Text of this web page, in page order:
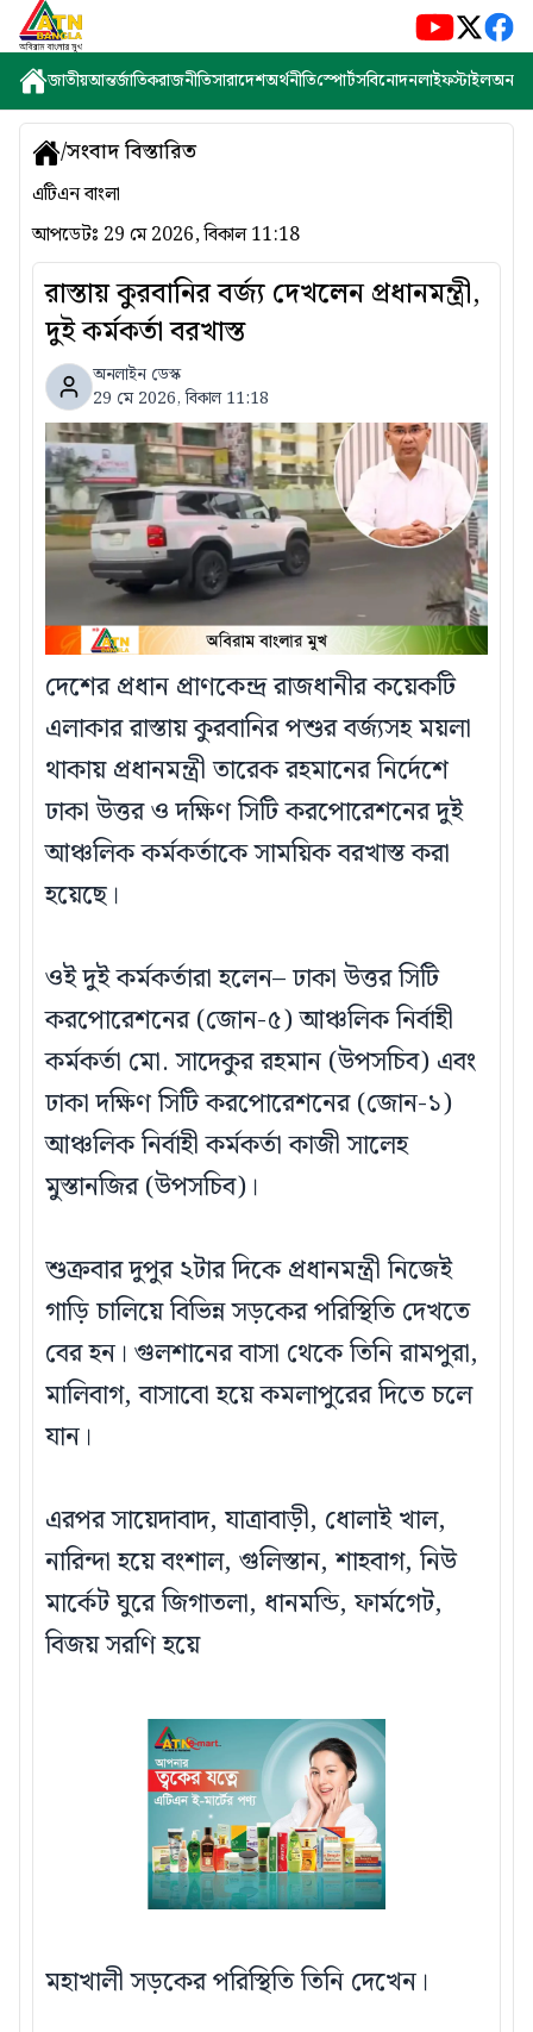
জাতীয়আন্তর্জাতিকরাজনীতিসারাদেশঅর্থনীতিস্পোর্টসবিনোদনলাইফস্টাইল
/সংবাদ বিস্তারিত
এটিএন বাংলা
আপডেটঃ 29 মে 2026, বিকাল 11:18
রাস্তায় কুরবানির বর্জ্য দেখলেন প্রধানমন্ত্রী,
দুই কর্মকর্তা বরখাস্ত
অনলাইন ডেস্ক
29 মে 2026, বিকাল 11:18
দেশের প্রধান প্রাণকেন্দ্র রাজধানীর কয়েকটি
এলাকার রাস্তায় কুরবানির পশুর বর্জ্যসহ ময়লা
থাকায় প্রধানমন্ত্রী তারেক রহমানের নির্দেশে
ঢাকা উত্তর ও দক্ষিণ সিটি করপোরেশনের দুই
আঞ্চলিক কর্মকর্তাকে সাময়িক বরখাস্ত করা
হয়েছে।
ওই দুই কর্মকর্তারা হলেন– ঢাকা উত্তর সিটি
করপোরেশনের (জোন-৫) আঞ্চলিক নির্বাহী
কর্মকর্তা মো. সাদেকুর রহমান (উপসচিব) এবং
ঢাকা দক্ষিণ সিটি করপোরেশনের (জোন-১)
আঞ্চলিক নির্বাহী কর্মকর্তা কাজী সালেহ
মুস্তানজির (উপসচিব)।
শুক্রবার দুপুর ২টার দিকে প্রধানমন্ত্রী নিজেই
গাড়ি চালিয়ে বিভিন্ন সড়কের পরিস্থিতি দেখতে
বের হন। গুলশানের বাসা থেকে তিনি রামপুরা,
মালিবাগ, বাসাবো হয়ে কমলাপুরের দিতে চলে
যান।
এরপর সায়েদাবাদ, যাত্রাবাড়ী, ধোলাই খাল,
নারিন্দা হয়ে বংশাল, গুলিস্তান, শাহবাগ, নিউ
মার্কেট ঘুরে জিগাতলা, ধানমন্ডি, ফার্মগেট,
বিজয় সরণি হয়ে
মহাখালী সড়কের পরিস্থিতি তিনি দেখেন।